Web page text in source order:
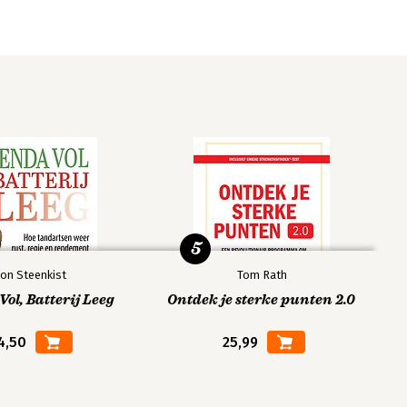
Steenkist
Batterij Leeg
Tom Rath
Ontdek je sterke punten 2.0
25,99
5